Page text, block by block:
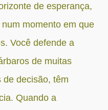
de esperança,
momento em que
Você defende a
de muitas
decisão, têm
Quando a